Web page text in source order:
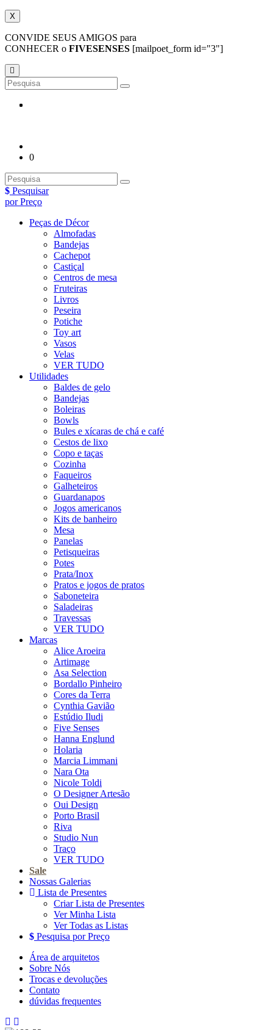
X
CONVIDE SEUS AMIGOS para
CONHECER o FIVESENSES [mailpoet_form id="3"]
0
Pesquisar
por Preço
Peças de Décor
Almofadas
Bandejas
Cachepot
Castiçal
Centros de mesa
Fruteiras
Livros
Peseira
Potiche
Toy art
Vasos
Velas
VER TUDO
Utilidades
Baldes de gelo
Bandejas
Boleiras
Bowls
Bules e xícaras de chá e café
Cestos de lixo
Copo e taças
Cozinha
Faqueiros
Galheteiros
Guardanapos
Jogos americanos
Kits de banheiro
Mesa
Panelas
Petisqueiras
Potes
Prata/Inox
Pratos e jogos de pratos
Saboneteira
Saladeiras
Travessas
VER TUDO
Marcas
Alice Aroeira
Artimage
Asa Selection
Bordallo Pinheiro
Cores da Terra
Cynthia Gavião
Estúdio Iludi
Five Senses
Hanna Englund
Holaria
Marcia Limmani
Nara Ota
Nicole Toldi
O Designer Artesão
Oui Design
Porto Brasil
Riva
Studio Nun
Traço
VER TUDO
Sale
Nossas Galerias
Lista de Presentes
Criar Lista de Presentes
Ver Minha Lista
Ver Todas as Listas
Pesquisa por Preço
Área de arquitetos
Sobre Nós
Trocas e devoluções
Contato
dúvidas frequentes